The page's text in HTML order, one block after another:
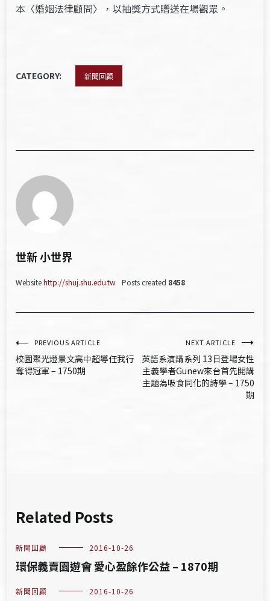
本〈婚姻法律顧問〉，以抽獎方式贈送在場觀眾。
CATEGORY: 新聞回顧
世新 小世界
Websitehttp://shuj.shu.edu.tw Posts created 8458
文
章
PREVIOUS ARTICLE
校園聚光燈景文高中超導任我行
奪得冠軍 – 1750期
NEXT ARTICLE
英語系演講系列 13日登場女性
主義學者Gunew來台首先開講
主題為吸食同化的詩學 – 1750
期
Related Posts
新聞回顧 2016-10-26
環保義賣園遊會 愛心盈餘作公益 – 1870期
新聞回顧 2016-10-26